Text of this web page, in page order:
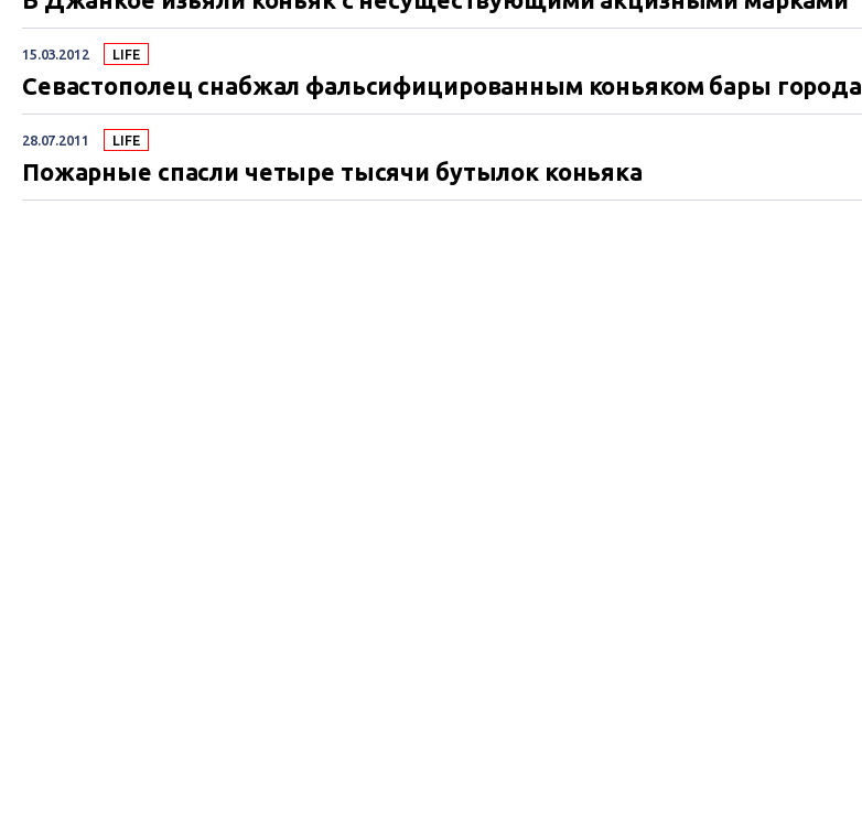
15.03.2012 LIFE
Севастополец снабжал фальсифицированным коньяком бары города
28.07.2011 LIFE
Пожарные спасли четыре тысячи бутылок коньяка